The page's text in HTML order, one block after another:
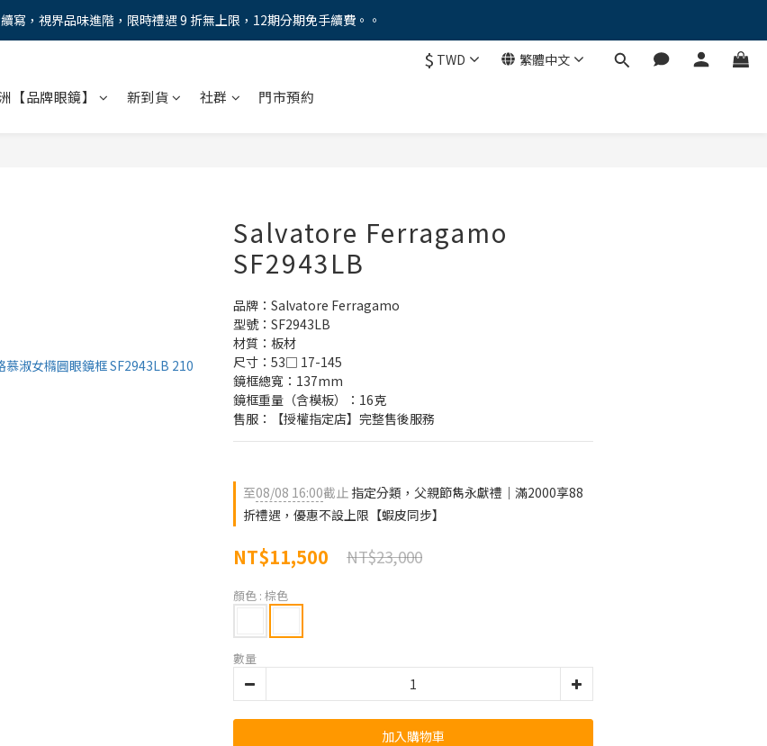
寫，視界品味進階，限時禮遇 9 折無上限，12期分期免手續費。。
寫，視界品味進階，限時禮遇 9 折無上限，12期分期免手續費。。
鏡片！針對每位客戶的年齡和視力需求量身打造。】門市會員優惠禮遇！
$ TWD 繁體中文
【品牌眼鏡】 新到貨 社群 門市預約
Salvatore Ferragamo
SF2943LB
品牌：Salvatore Ferragamo
型號：SF2943LB
材質：板材
尺寸：53□ 17-145
鏡框總寬：137mm
鏡框重量（含模板）：16克
售服：【授權指定店】完整售後服務
至08/08 16:00截止 指定分類，父親節雋永獻禮｜滿2000享88
折禮遇，優惠不設上限【蝦皮同步】
NT$11,500 NT$23,000
顏色 : 棕色
數量
加入購物車